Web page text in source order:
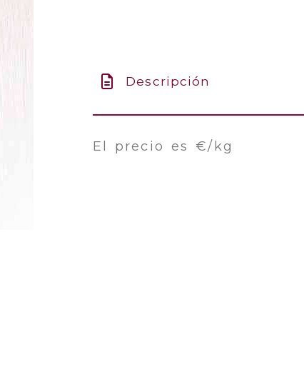
Descripción
El precio es €/kg